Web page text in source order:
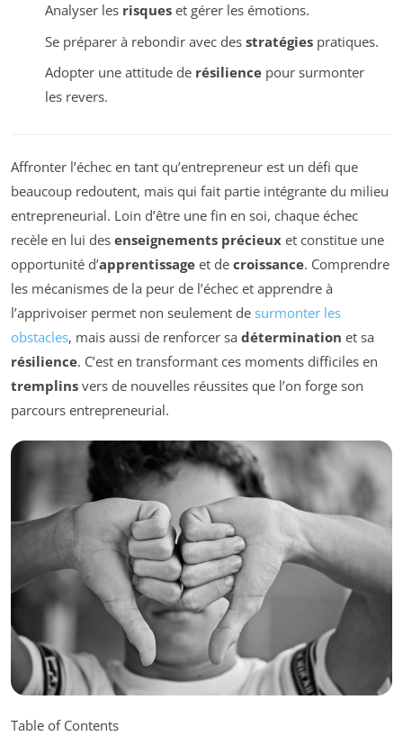
Analyser les risqueset gérer les émotions.
Se préparer à rebondir avec des stratégiespratiques.
Adopter une attitude de résiliencepour surmonter
les revers.
Affronter l’échec en tant qu’entrepreneur est un défi que
beaucoup redoutent, mais qui fait partie intégrante du milieu
entrepreneurial. Loin d’être une fin en soi, chaque échec
recèle en lui des enseignements précieux et constitue une
opportunité d’apprentissage et de croissance. Comprendre
les mécanismes de la peur de l’échec et apprendre à
l’apprivoiser permet non seulement de surmonter les
obstacles, mais aussi de renforcer sa détermination et sa
résilience. C’est en transformant ces moments difficiles en
tremplins vers de nouvelles réussites que l’on forge son
parcours entrepreneurial.
Table of Contents